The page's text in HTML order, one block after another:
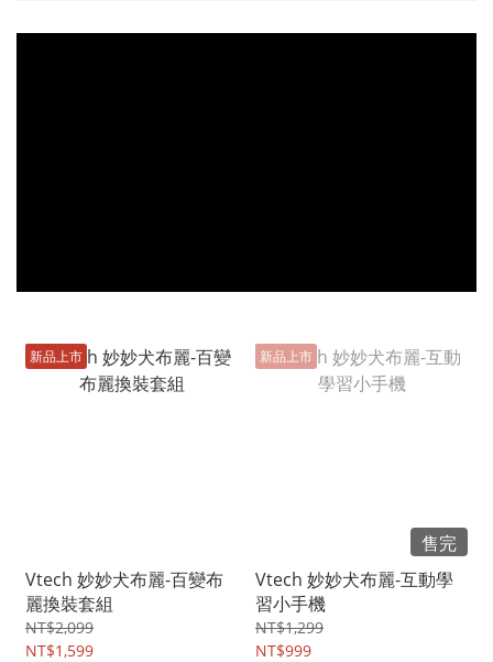
新品上市
Vtech 妙妙犬布麗-百變布
麗換裝套組
NT$2,099
NT$1,599
新品上市
售完
Vtech 妙妙犬布麗-互動學
習小手機
NT$1,299
NT$999